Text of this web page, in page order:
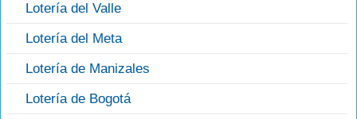
Lotería del Valle
Lotería del Meta
Lotería de Manizales
Lotería de Bogotá